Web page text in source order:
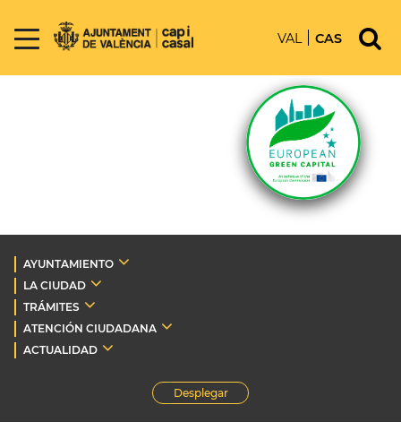
VAL CAS
AYUNTAMIENTO
LA CIUDAD
TRÁMITES
ATENCIÓN CIUDADANA
ACTUALIDAD
Desplegar